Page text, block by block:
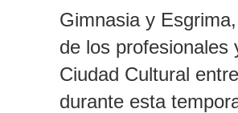
Gimnasia y
de los profesionales
Ciudad Cultural
durante esta